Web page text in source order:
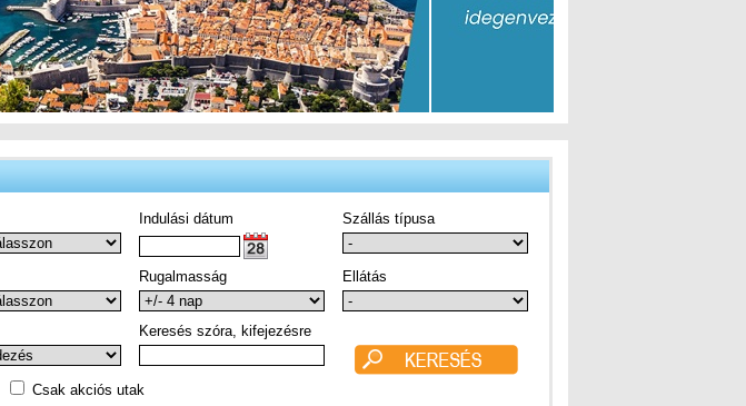
Indulási dátum Szállás típusa
Rugalmasság Ellátás
Keresés szóra, kifejezésre
Csak akciós utak